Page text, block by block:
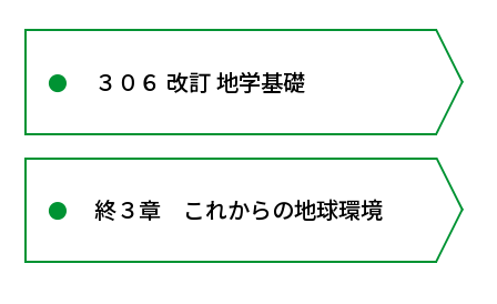
３０６ 改訂 地学基礎
終３章 これからの地球環境